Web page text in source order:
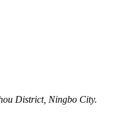
District, Ningbo City.